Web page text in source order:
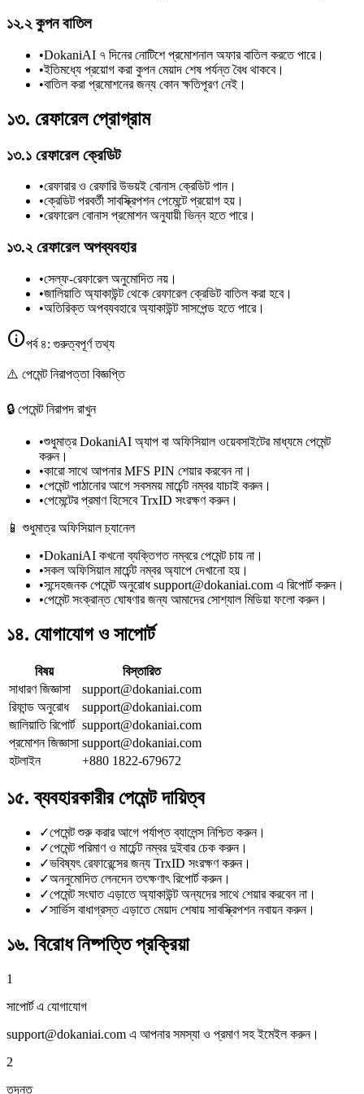
১২.২ কুপন বাতিল
•DokaniAI ৭ দিনের নোটিশে প্রমোশনাল অফার বাতিল করতে পারে।
•ইতিমধ্যে প্রয়োগ করা কুপন মেয়াদ শেষ পর্যন্ত বৈধ থাকবে।
•বাতিল করা প্রমোশনের জন্য কোন ক্ষতিপূরণ নেই।
১৩. রেফারেল প্রোগ্রাম
১৩.১ রেফারেল ক্রেডিট
•রেফারার ও রেফারি উভয়ই বোনাস ক্রেডিট পান।
•ক্রেডিট পরবর্তী সাবস্ক্রিপশন পেমেন্টে প্রয়োগ হয়।
•রেফারেল বোনাস প্রমোশন অনুযায়ী ভিন্ন হতে পারে।
১৩.২ রেফারেল অপব্যবহার
•সেল্ফ-রেফারেল অনুমোদিত নয়।
•জালিয়াতি অ্যাকাউন্ট থেকে রেফারেল ক্রেডিট বাতিল করা হবে।
•অতিরিক্ত অপব্যবহারে অ্যাকাউন্ট সাসপেন্ড হতে পারে।
infoপর্ব ৪: গুরুত্বপূর্ণ তথ্য
⚠️ পেমেন্ট নিরাপত্তা বিজ্ঞপ্তি
🔒 পেমেন্ট নিরাপদ রাখুন
•শুধুমাত্র DokaniAI অ্যাপ বা অফিসিয়াল ওয়েবসাইটের মাধ্যমে পেমেন্ট
করুন।
•কারো সাথে আপনার MFS PIN শেয়ার করবেন না।
•পেমেন্ট পাঠানোর আগে সবসময় মার্চেন্ট নম্বর যাচাই করুন।
•পেমেন্টের প্রমাণ হিসেবে TrxID সংরক্ষণ করুন।
📱শুধুমাত্র অফিসিয়াল চ্যানেল
•DokaniAI কখনো ব্যক্তিগত নম্বরে পেমেন্ট চায় না।
•সকল অফিসিয়াল মার্চেন্ট নম্বর অ্যাপে দেখানো হয়।
•সন্দেহজনক পেমেন্ট অনুরোধ support@dokaniai.com এ রিপোর্ট করুন।
•পেমেন্ট সংক্রান্ত ঘোষণার জন্য আমাদের সোশ্যাল মিডিয়া ফলো করুন।
১৪. যোগাযোগ ও সাপোর্ট
বিষয়
বিস্তারিত
সাধারণ জিজ্ঞাসা
support@dokaniai.com
রিফান্ড অনুরোধ
support@dokaniai.com
জালিয়াতি রিপোর্ট support@dokaniai.com
প্রমোশন জিজ্ঞাসা support@dokaniai.com
হটলাইন
+880 1822-679672
১৫. ব্যবহারকারীর পেমেন্ট দায়িত্ব
✓পেমেন্ট শুরু করার আগে পর্যাপ্ত ব্যালেন্স নিশ্চিত করুন।
✓পেমেন্ট পরিমাণ ও মার্চেন্ট নম্বর দুইবার চেক করুন।
✓ভবিষ্যৎ রেফারেন্সের জন্য TrxID সংরক্ষণ করুন।
✓অননুমোদিত লেনদেন তৎক্ষণাৎ রিপোর্ট করুন।
✓পেমেন্ট সংঘাত এড়াতে অ্যাকাউন্ট অন্যদের সাথে শেয়ার করবেন না।
✓সার্ভিস বাধাগ্রস্ত এড়াতে মেয়াদ শেষায় সাবস্ক্রিপশন নবায়ন করুন।
১৬. বিরোধ নিষ্পত্তি প্রক্রিয়া
1
সাপোর্ট এ যোগাযোগ
support@dokaniai.com এ আপনার সমস্যা ও প্রমাণ সহ ইমেইল করুন।
2
তদন্ত